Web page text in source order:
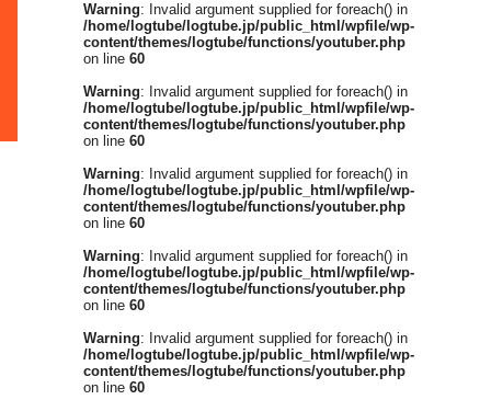
Warning: Invalid argument supplied for foreach() in
/home/logtube/logtube.jp/public_html/wpfile/wp-
content/themes/logtube/functions/youtuber.php
on line 60
Warning: Invalid argument supplied for foreach() in
/home/logtube/logtube.jp/public_html/wpfile/wp-
content/themes/logtube/functions/youtuber.php
on line 60
Warning: Invalid argument supplied for foreach() in
/home/logtube/logtube.jp/public_html/wpfile/wp-
content/themes/logtube/functions/youtuber.php
on line 60
Warning: Invalid argument supplied for foreach() in
/home/logtube/logtube.jp/public_html/wpfile/wp-
content/themes/logtube/functions/youtuber.php
on line 60
Warning: Invalid argument supplied for foreach() in
/home/logtube/logtube.jp/public_html/wpfile/wp-
content/themes/logtube/functions/youtuber.php
on line 60